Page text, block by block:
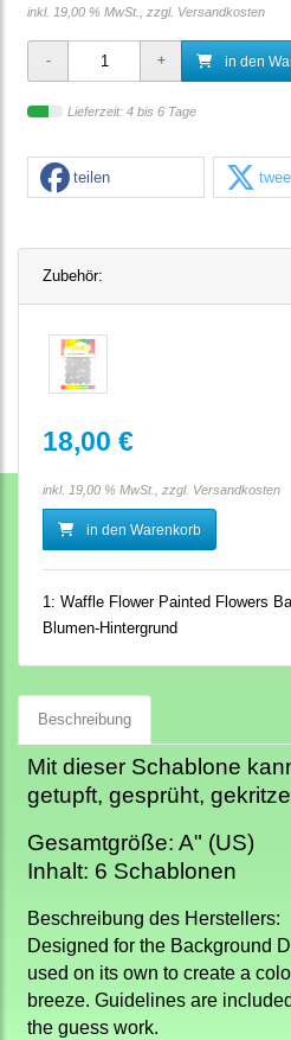
inkl. 19,00 % MwSt., zzgl. Versandkosten
in den
Lieferzeit: 4 bis 6 Tage
teilen
Zubehör:
18,00 €
inkl. 19,00 % MwSt., zzgl. Versandkosten
in den Warenkorb
1: Waffle Flower Painted Flowers
Blumen-Hintergrund
Beschreibung
Mit dieser Schablone
getupft, gesprüht,
Gesamtgröße: A" (US)
Inhalt: 6 Schablonen
Beschreibung des Herstellers:
Designed for the Background
used on its own to create a
breeze. Guidelines are
the guess work.